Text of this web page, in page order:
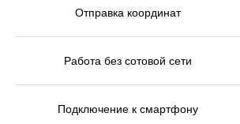
Отправка координат
Работа без сотовой сети
Подключение к смартфону